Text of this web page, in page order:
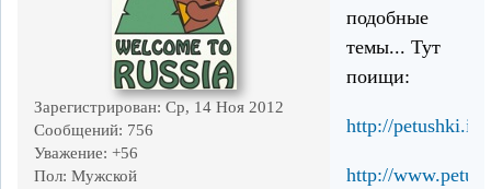
Зарегистрирован: Ср, 14 Ноя 2012
Сообщений: 756
Уважение: +56
Пол: Мужской
подобные
темы... Тут
поищи:
http://
http://